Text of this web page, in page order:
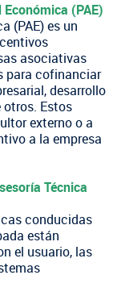
(PAE)
(PAE) es un
asociativas
para cofinanciar
desarrollo
Estos
externo o a
a la empresa
Técnica
conducidas
están
el usuario, las